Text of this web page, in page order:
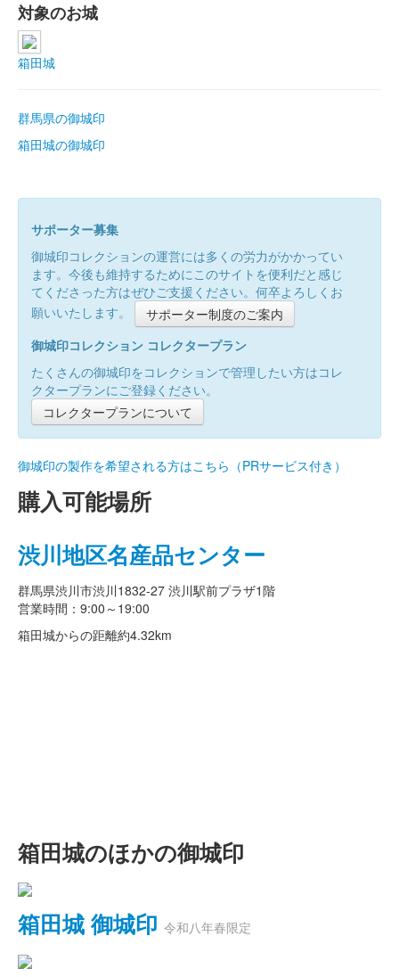
対象のお城
箱田城
群馬県の御城印
箱田城の御城印
サポーター募集
御城印コレクションの運営には多くの労力がかかってい
ます。今後も維持するためにこのサイトを便利だと感じ
てくださった方はぜひご支援ください。何卒よろしくお
願いいたします。
サポーター制度のご案内
御城印コレクション コレクタープラン
たくさんの御城印をコレクションで管理したい方はコレ
クタープランにご登録ください。
コレクタープランについて
御城印の製作を希望される方はこちら（PRサービス付き）
購入可能場所
渋川地区名産品センター
群馬県渋川市渋川1832-27 渋川駅前プラザ1階
営業時間：9:00～19:00
箱田城からの距離約4.32km
箱田城のほかの御城印
箱田城 御城印 令和八年春限定